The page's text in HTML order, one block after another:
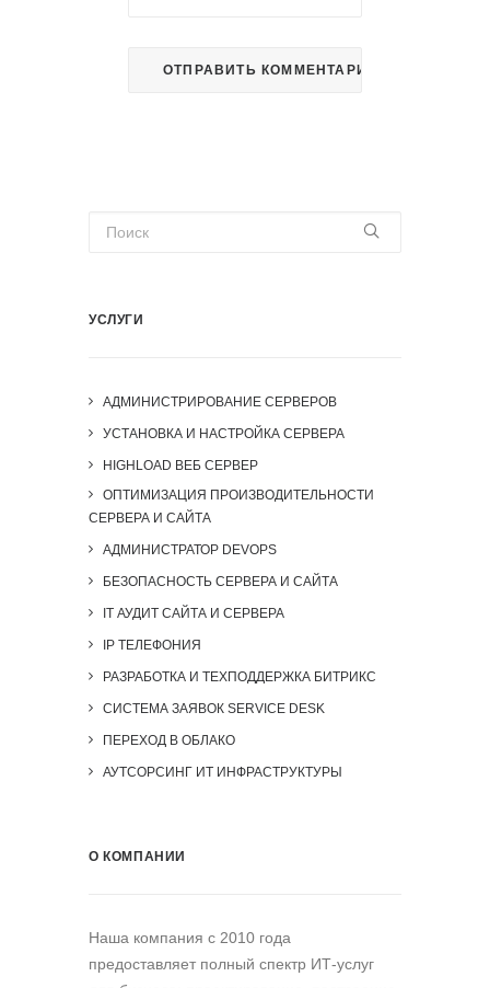
УСЛУГИ
АДМИНИСТРИРОВАНИЕ СЕРВЕРОВ
УСТАНОВКА И НАСТРОЙКА СЕРВЕРА
HIGHLOAD ВЕБ СЕРВЕР
ОПТИМИЗАЦИЯ ПРОИЗВОДИТЕЛЬНОСТИ
СЕРВЕРА И САЙТА
АДМИНИСТРАТОР DEVOPS
БЕЗОПАСНОСТЬ СЕРВЕРА И САЙТА
IT АУДИТ САЙТА И СЕРВЕРА
IP ТЕЛЕФОНИЯ
РАЗРАБОТКА И ТЕХПОДДЕРЖКА БИТРИКС
СИСТЕМА ЗАЯВОК SERVICE DESK
ПЕРЕХОД В ОБЛАКО
АУТСОРСИНГ ИТ ИНФРАСТРУКТУРЫ
О КОМПАНИИ
Наша компания c 2010 года
предоставляет полный спектр ИТ-услуг